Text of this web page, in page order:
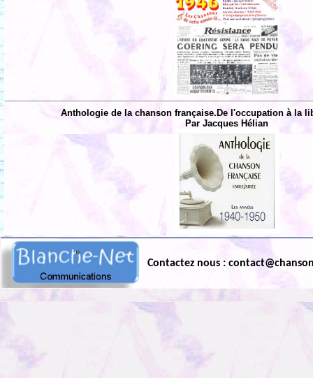
Anthologie de la chanson française.De l'occupation à la
Par Jacques Hélian
Contactez nous :